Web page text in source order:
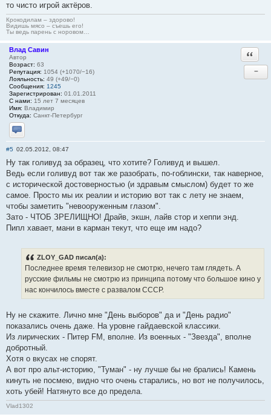
то чисто игрой актёров.
Крокодилам – здорово!
Видишь мясо – съешь его!
Ты ведь парень с норовом…
Влад Савин
Автор
Возраст: 63
Репутация: 1054 (+1070/−16)
Лояльность: 49 (+49/−0)
Сообщения: 1245
Зарегистрирован: 01.01.2011
С нами: 15 лет 7 месяцев
Имя: Владимир
Откуда: Санкт-Петербург
Отправить личное сообщение
−
#5 02.05.2012, 08:47
Ну так голивуд за образец, что хотите? Голивуд и вышел.
Ведь если голивуд вот так же разобрать, по-гоблински, так наверное,
с исторической достоверностью (и здравым смыслом) будет то же
самое. Просто мы их реалии и историю вот так с лету не знаем,
чтобы заметить "невооруженным глазом".
Зато - ЧТОБ ЗРЕЛИЩНО! Драйв, экшн, лайв стор и хеппи энд.
Пипл хавает, мани в карман текут, что еще им надо?
ZLOY_GAD писал(а):
Последнее время телевизор не смотрю, нечего там глядеть. А
русские фильмы не смотрю из принципа потому что большое кино у
нас кончилось вместе с развалом СССР.
Ну не скажите. Лично мне "День выборов" да и "День радио"
показались очень даже. На уровне гайдаевской классики.
Из лирических - Питер FM, вполне. Из военных - "Звезда", вполне
добротный.
Хотя о вкусах не спорят.
А вот про альт-историю, "Туман" - ну лучше бы не брались! Камень
кинуть не посмею, видно что очень старались, но вот не получилось,
хоть убей! Натянуто все до предела.
Vlad1302